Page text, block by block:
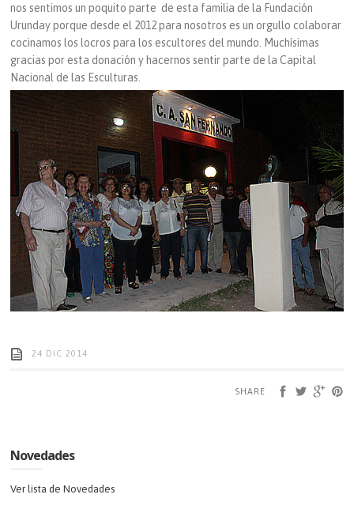
nos sentimos un poquito parte de esta familia de la Fundación
Urunday porque desde el 2012 para nosotros es un orgullo colaborar
cocinamos los locros para los escultores del mundo. Muchísimas
gracias por esta donación y hacernos sentir parte de la Capital
Nacional de las Esculturas.
24 DIC 2014
SHARE
Novedades
Ver lista de Novedades